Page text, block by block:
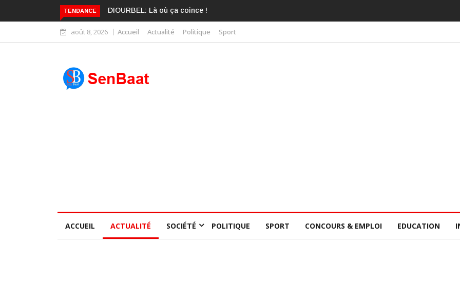
TENDANCE KARIME WADE EST DÉJÀ BLANCHI PAR LA CONSCIENCE COLLECTIVE DES SÉNÉGALAIS
août 8, 2026 Accueil Actualité Politique Sport
ACCUEIL ACTUALITÉ SOCIÉTÉ POLITIQUE SPORT CONCOURS & EMPLOI EDUCATION